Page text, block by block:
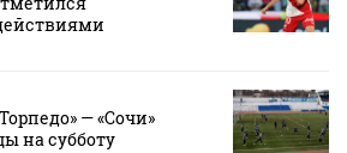
— «Сочи»
на субботу